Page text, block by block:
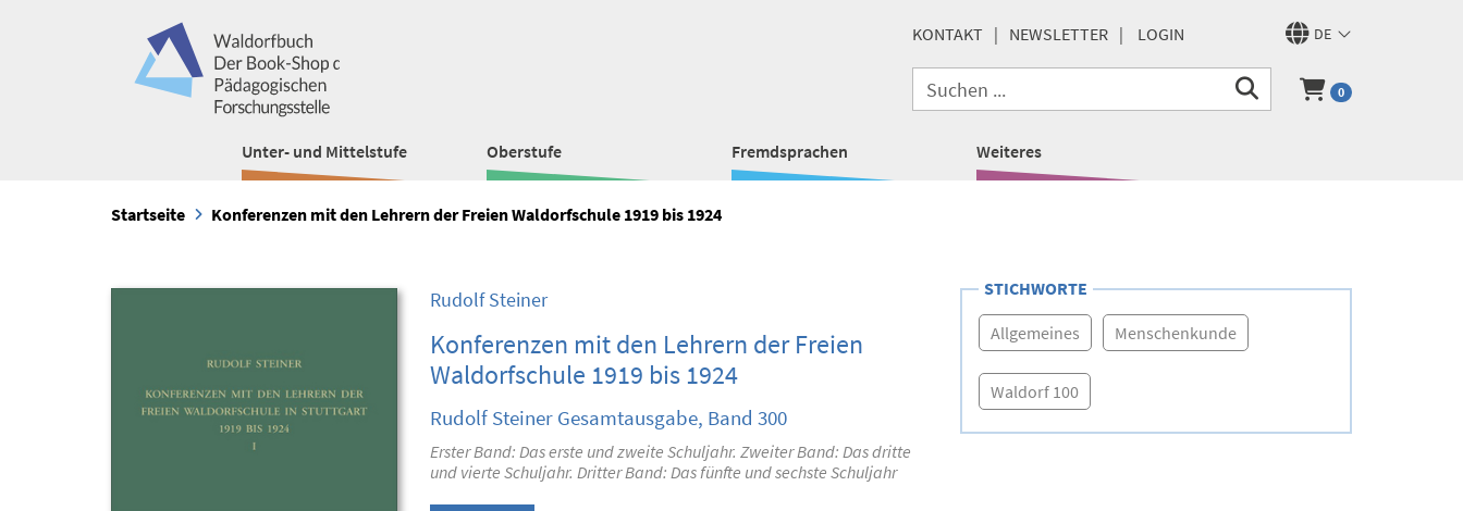
DE
KONTAKT NEWSLETTER LOGIN
0
Unter- und Mittelstufe Oberstufe Fremdsprachen Weiteres
Startseite Konferenzen mit den Lehrern der Freien Waldorfschule 1919 bis 1924
Rudolf Steiner
Konferenzen mit den Lehrern der Freien
Waldorfschule 1919 bis 1924
Rudolf Steiner Gesamtausgabe, Band 300
Erster Band: Das erste und zweite Schuljahr. Zweiter Band: Das dritte
und vierte Schuljahr. Dritter Band: Das fünfte und sechste Schuljahr
STICHWORTE
Allgemeines Menschenkunde
Waldorf 100